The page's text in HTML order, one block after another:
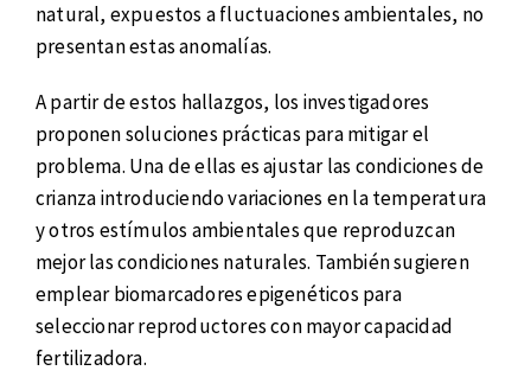
natural, expuestos a fluctuaciones ambientales, no
presentan estas anomalías.
A partir de estos hallazgos, los investigadores
proponen soluciones prácticas para mitigar el
problema. Una de ellas es ajustar las condiciones de
crianza introduciendo variaciones en la temperatura
y otros estímulos ambientales que reproduzcan
mejor las condiciones naturales. También sugieren
emplear biomarcadores epigenéticos para
seleccionar reproductores con mayor capacidad
fertilizadora.